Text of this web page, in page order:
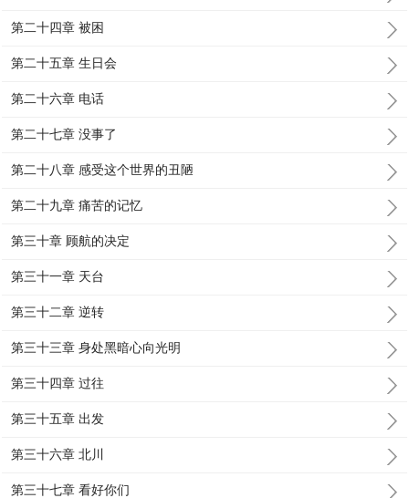
第二十四章 被困
第二十五章 生日会
第二十六章 电话
第二十七章 没事了
第二十八章 感受这个世界的丑陋
第二十九章 痛苦的记忆
第三十章 顾航的决定
第三十一章 天台
第三十二章 逆转
第三十三章 身处黑暗心向光明
第三十四章 过往
第三十五章 出发
第三十六章 北川
第三十七章 看好你们